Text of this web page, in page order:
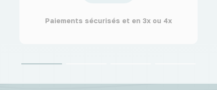
Paiements sécurisés et en 3x ou 4x